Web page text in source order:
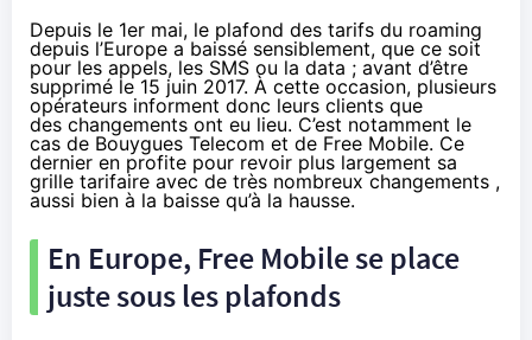
Depuis le 1er mai, le plafond des tarifs du roaming
depuis l’Europe a baissé sensiblement, que ce soit
pour les appels, les SMS ou la data ; avant d’être
supprimé le 15 juin 2017. À cette occasion, plusieurs
opérateurs informent donc leurs clients que
des changements ont eu lieu. C’est notamment le
cas de Bouygues Telecom et de Free Mobile. Ce
dernier en profite pour revoir plus largement sa
grille tarifaire avec de très nombreux changements ,
aussi bien à la baisse qu’à la hausse.
En Europe, Free Mobile se place
juste sous les plafonds